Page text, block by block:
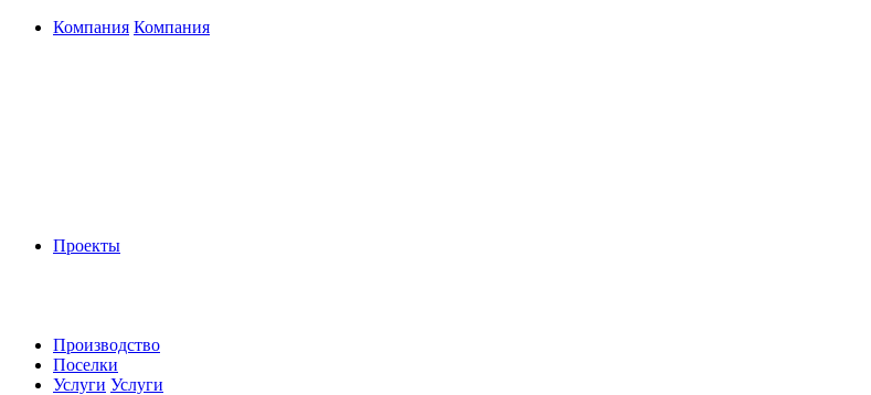
Компания Компания
Проекты
Производство
Поселки
Услуги Услуги